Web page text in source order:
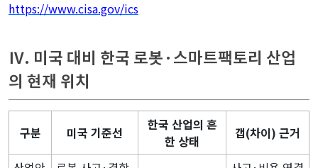
https://www.cisa.gov/ics
Ⅳ. 미국 대비 한국 로봇·스마트팩토리 산업
의 현재 위치
구분 미국 기준선
한국 산업의 흔
한 상태
갭(차이) 근거